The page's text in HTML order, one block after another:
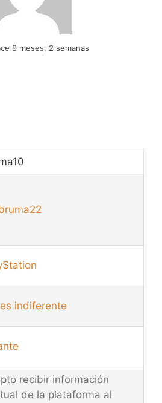
9 meses, 2 semanas
indiferente
recibir información
de la plataforma al